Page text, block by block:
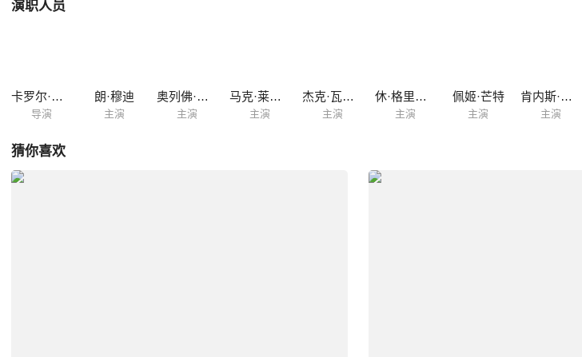
演职人员
卡罗尔·里德
导演
朗·穆迪
主演
奥列佛·里德
主演
马克·莱斯特
主演
杰克·瓦尔德
主演
休·格里夫斯
主演
佩姬·芒特
主演
肯内斯·库兰汉姆
主演
猜你喜欢